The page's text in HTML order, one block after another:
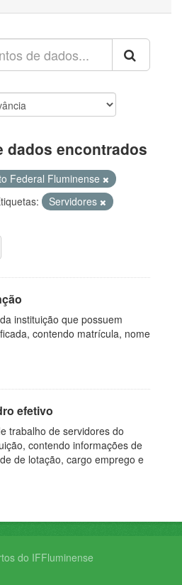
dados encontrados
Federal Fluminense
Servidores
instituição que possuem
contendo matrícula, nome
efetivo
trabalho de servidores do
contendo informações de
de lotação, cargo emprego e
do IFFluminense